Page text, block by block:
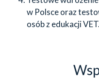
w Polsce oraz
osób z edukacji VET.